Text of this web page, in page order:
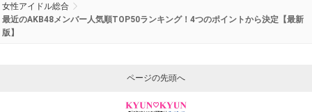
女性アイドル総合
最近のAKB48メンバー人気順TOP50ランキング！4つのポイントから決定【最新
版】
ページの先頭へ